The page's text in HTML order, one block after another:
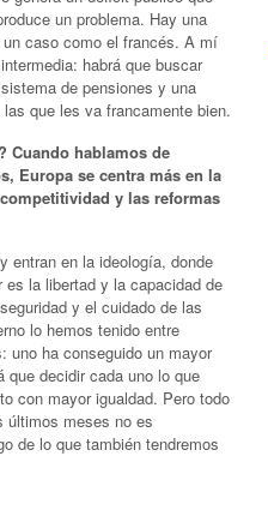
un problema. Hay una
caso como el francés. A mí
habrá que buscar
de pensiones y una
que les va francamente bien.
Cuando hablamos de
Europa se centra más en la
y las reformas
entran en la ideología, donde
la libertad y la capacidad de
y el cuidado de las
lo hemos tenido entre
uno ha conseguido un mayor
decidir cada uno lo que
con mayor igualdad. Pero todo
últimos meses no es
de lo que también tendremos